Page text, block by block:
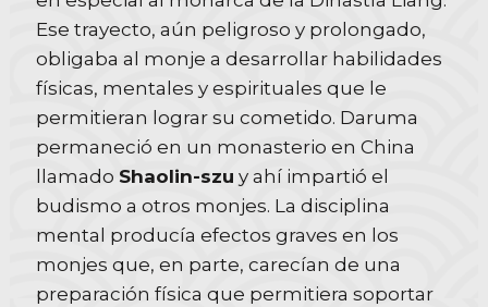
Ese trayecto, aún peligroso y prolongado,
obligaba al monje a desarrollar habilidades
físicas, mentales y espirituales que le
permitieran lograr su cometido. Daruma
permaneció en un monasterio en China
llamado Shaolin-szu y ahí impartió el
budismo a otros monjes. La disciplina
mental producía efectos graves en los
monjes que, en parte, carecían de una
preparación física que permitiera soportar